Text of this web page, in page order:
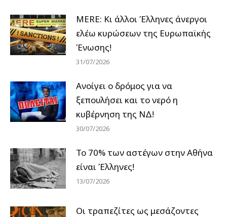
MERE: Κι άλλοι Έλληνες άνεργοι
ελέω κυρώσεων της Ευρωπαϊκής
Ένωσης!
31/07/2026
Ανοίγει ο δρόμος για να
ξεπουλήσει και το νερό η
κυβέρνηση της ΝΔ!
30/07/2026
Το 70% των αστέγων στην Αθήνα
είναι Έλληνες!
13/07/2026
Οι τραπεζίτες ως μεσάζοντες